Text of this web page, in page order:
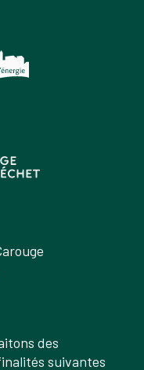
des
suivantes